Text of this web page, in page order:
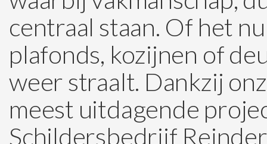
centraal staan. Of het
plafonds, kozijnen of
weer straalt. Dankzij
meest uitdagende
Schildersbedrijf